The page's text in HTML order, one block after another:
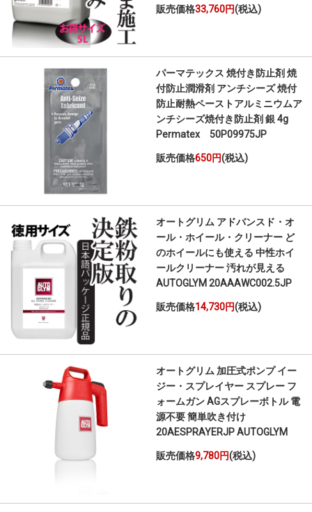
販売価格33,760円(税込)
パーマテックス 焼付き防止剤 焼
付防止潤滑剤 アンチシーズ 焼付
防止耐熱ペーストアルミニウムア
ンチシーズ焼付き防止剤 銀 4g
Permatex 50P09975JP
販売価格650円(税込)
オートグリム アドバンスド・オ
ール・ホイール・クリーナー ど
のホイールにも使える 中性ホイ
ールクリーナー 汚れが見える
AUTOGLYM 20AAAWC002.5JP
販売価格14,730円(税込)
オートグリム 加圧式ポンプ イー
ジー・スプレイヤー スプレー フ
ォームガン AGスプレーボトル 電
源不要 簡単吹き付け
20AESPRAYERJP AUTOGLYM
販売価格9,780円(税込)